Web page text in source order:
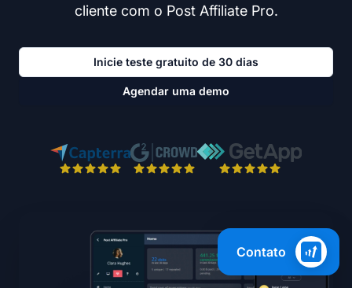
cliente com o Post Affiliate Pro.
Inicie teste gratuito de 30 dias
Agendar uma demo
Contato